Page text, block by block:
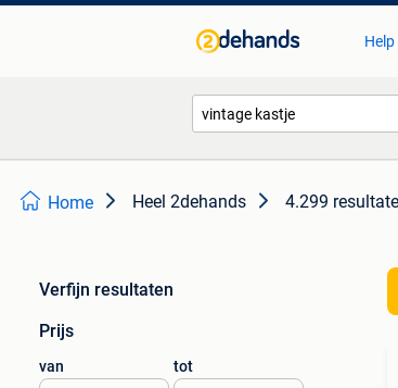
Home Heel 2dehands 4.299
Verfijn resultaten
Prijs
van tot